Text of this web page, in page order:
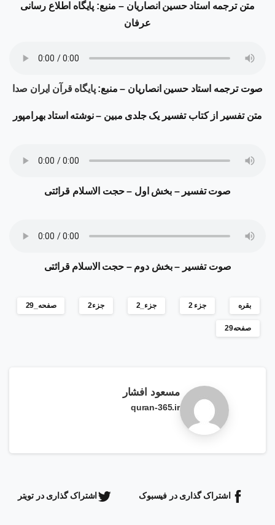
متن ترجمه استاد حسین انصاریان – منبع: پایگاه اطلاع رسانی
عرفان
صوت ترجمه استاد حسین انصاریان – منبع:پایگاه قرآن ایران صدا
متن تفسیر از کتاب تفسیر یک جلدی مبین – نوشته استاد بهرامپور
صوت تفسیر – بخش اول – حجت الاسلام قرائتی
صوت تفسیر – بخش دوم – حجت الاسلام قرائتی
بقره جزء 2 جزء_2 جزء2 صفحه_29
صفحه29
مسعود افشار
quran-365.ir
اشتراک گذاری در فیسبوک اشتراک گذاری در تویتر